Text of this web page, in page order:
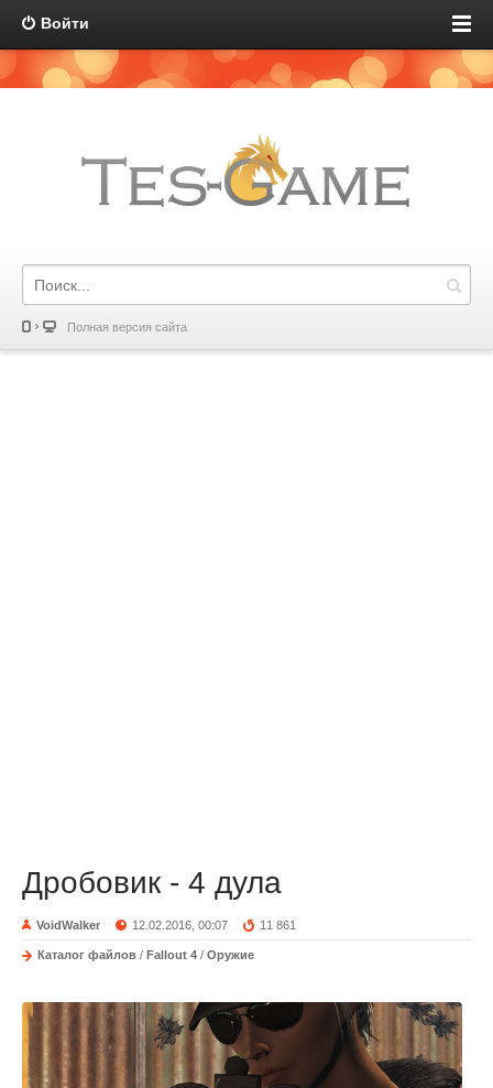
Войти
Полная версия сайта
Дробовик - 4 дула
VoidWalker 12.02.2016, 00:07 11 861
Каталог файлов / Fallout 4 / Оружие